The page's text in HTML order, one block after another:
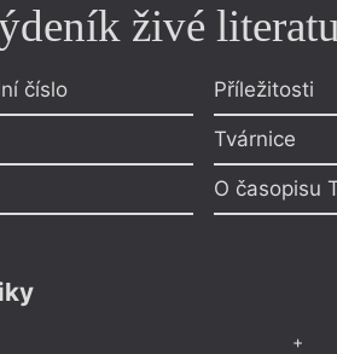
živé
číslo Příležitosti
Tvárnice
O časopisu